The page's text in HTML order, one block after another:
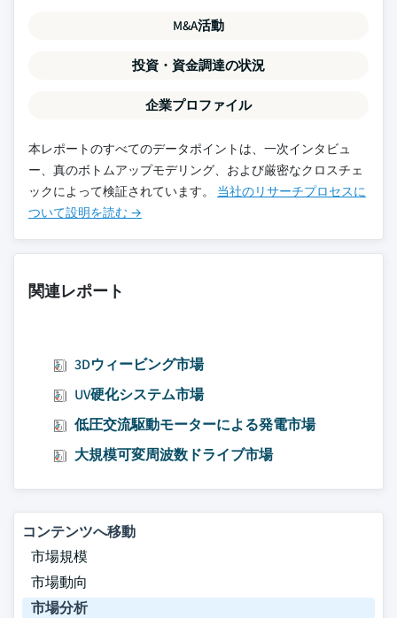
M&A活動
投資・資金調達の状況
企業プロファイル
本レポートのすべてのデータポイントは、一次インタビュ
ー、真のボトムアップモデリング、および厳密なクロスチェ
ックによって検証されています。 当社のリサーチプロセスに
ついて設明を読む →
関連レポート
3Dウィービング市場
UV硬化システム市場
低圧交流駆動モーターによる発電市場
大規模可変周波数ドライブ市場
コンテンツへ移動
市場規模
市場動向
市場分析